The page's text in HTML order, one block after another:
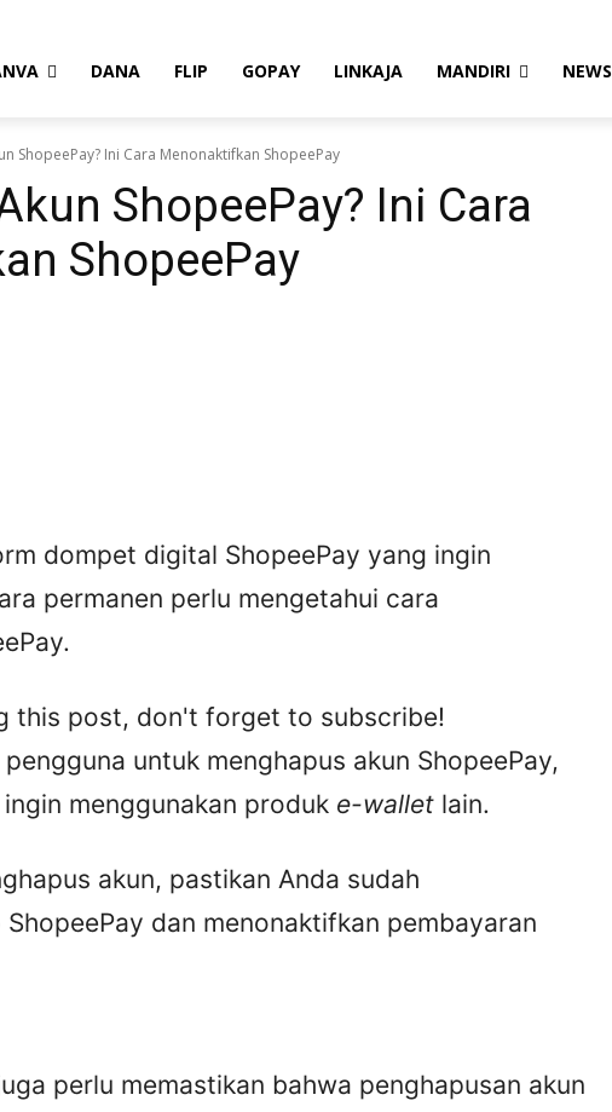
DANA FLIP GOPAY LINKAJA MANDIRI NEWS
ShopeePay? Ini Cara Menonaktifkan ShopeePay
ShopeePay? Ini Cara
ShopeePay
dompet digital ShopeePay yang ingin
permanen perlu mengetahui cara
this post, don't forget to subscribe!
untuk menghapus akun ShopeePay,
menggunakan produk e-wallet lain.
akun, pastikan Anda sudah
dan menonaktifkan pembayaran
perlu memastikan bahwa penghapusan akun